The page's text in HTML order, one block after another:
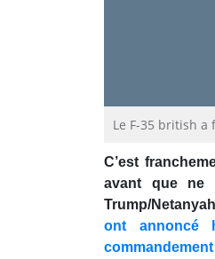
Le F-35 british a
C’est
avant que ne
Trump/
ont annoncé